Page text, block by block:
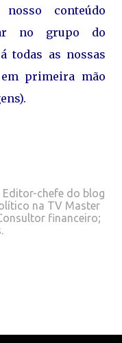
conteúdo
no grupo do
todas as nossas
primeira mão
Editor-chefe do blog
na TV Master
financeiro;